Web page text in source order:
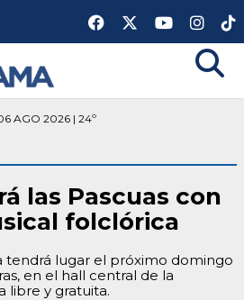
AGO 2026 | 24º
las Pascuas con
folclórica
tendrá lugar el próximo domingo
en el hall central de la
libre y gratuita.